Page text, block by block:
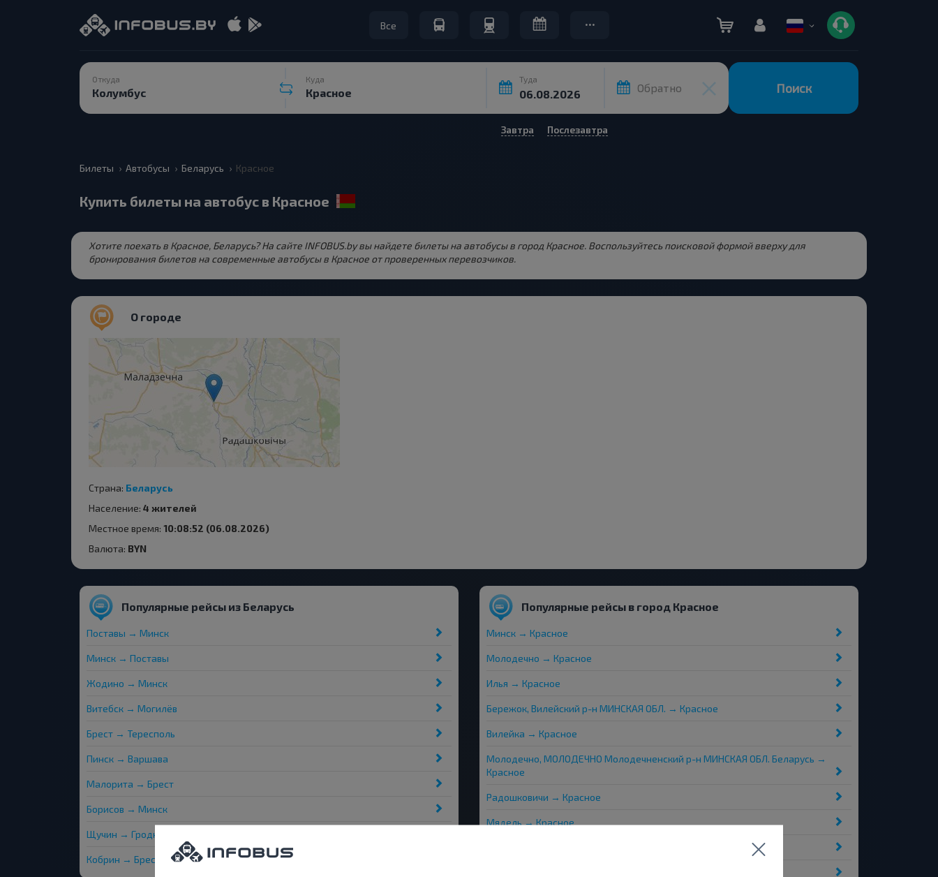
Все
Откуда Куда Туда
Обратно Поиск
Завтра Послезавтра
Билеты Автобусы Беларусь Красное
Купить билеты на автобус в Красное
Хотите поехать в Красное, Беларусь? На сайте INFOBUS.by вы найдете билеты на автобусы в город Красное. Воспользуйтесь поисковой формой вверху для
бронирования билетов на современные автобусы в Красное от проверенных перевозчиков.
О городе
Страна: Беларусь
Население: 4 жителей
Местное время: 10:08:52 (06.08.2026)
Валюта: BYN
Популярные рейсы из Беларусь
Поставы → Минск
Минск → Поставы
Жодино → Минск
Витебск → Могилёв
Брест → Тересполь
Пинск → Варшава
Малорита → Брест
Борисов → Минск
Щучин → Гродно
Кобрин → Брест
Популярные рейсы в город Красное
Минск → Красное
Молодечно → Красное
Илья → Красное
Бережок, Вилейский р-н МИНСКАЯ ОБЛ. → Красное
Вилейка → Красное
Молодечно, МОЛОДЕЧНО Молодечненский р-н МИНСКАЯ ОБЛ. Беларусь →
Красное
Радошковичи → Красное
Мядель → Красное